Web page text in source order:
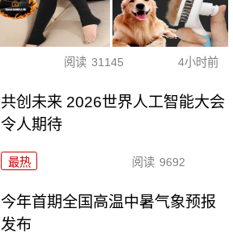
阅读 31145 4小时前
共创未来 2026世界人工智能大会
令人期待
最热 阅读 9692
今年首期全国高温中暑气象预报
发布